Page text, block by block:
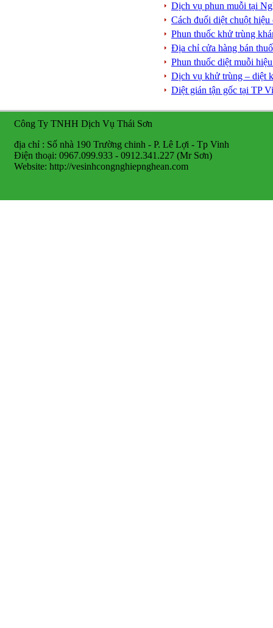
Dịch vụ phun muỗi tại
Cách đuổi diệt chuột
Phun thuốc khử trùng
Địa chỉ cửa hàng bán
Phun thuốc diệt muỗi
Dịch vụ khử trùng – diệt
Diệt gián tận gốc tại TP
Công Ty TNHH Dịch Vụ Thái Sơn
địa chỉ : Số nhà 190 Trường chinh - P. Lê Lợi - Tp Vinh
Điện thoại: 0967.099.933 - 0912.341.227 (Mr Sơn)
Website: http://vesinhcongnghiepnghean.com